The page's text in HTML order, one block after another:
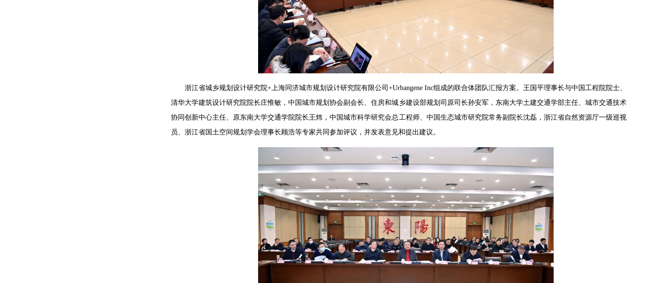
浙江省城乡规划设计研究院+上海同济城市规划设计研究院有限公司+Urbangene Inc组成的联合体团队汇报方案。王国平理事长与中国工程院院士、
清华大学建筑设计研究院院长庄惟敏，中国城市规划协会副会长、住房和城乡建设部规划司原司长孙安军，东南大学土建交通学部主任、城市交通技术
协同创新中心主任、原东南大学交通学院院长王炜，中国城市科学研究会总工程师、中国生态城市研究院常务副院长沈磊，浙江省自然资源厅一级巡视
员、浙江省国土空间规划学会理事长顾浩等专家共同参加评议，并发表意见和提出建议。